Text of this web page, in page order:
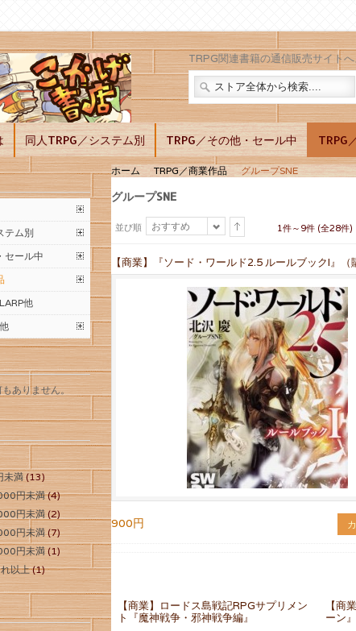
TRPG関連書籍の通信販売サイトへ
同人TRPG／システム別 TRPG／その他・セール中 TRPG
ホーム TRPG／商業作品 グループSNE
グループSNE
並び順 おすすめ 1件～9件 (全28件)
【商業】『ソード・ワールド2.5 ルールブックI』（
900円
【商業】ロードス島戦記RPGサプリメン
ト『魔神戦争・邪神戦争編』
【商
ーン』
テム別
セール中
他
ありません。
未満 (13)
円未満(4)
円未満 (2)
円未満(7)
円未満 (1)
以上(1)